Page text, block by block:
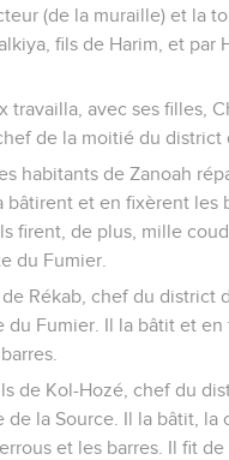
(de la muraille) et la
fils de Harim, et par
travailla, avec ses filles,
de la moitié du district
habitants de Zanoah
bâtirent et en fixèrent les
firent, de plus, mille
du Fumier.
Rékab, chef du district
du Fumier. Il la bâtit et en
de Kol-Hozé, chef du
de la Source. Il la bâtit, la
et les barres. Il fit